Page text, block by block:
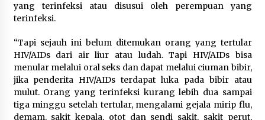
Pegunungan
8 Agustus 2026
Bakteri Yogurt, Kenali Manfaatnya
untuk Kesehatan Pencernaan
yang terinfeksi atau disusui oleh perempuan yang
terinfeksi.
“Tapi sejauh ini belum ditemukan orang yang tertular
HIV/AIDs dari air liur atau ludah. Tapi HIV/AIDs bisa
menular melalui oral seks dan dapat melalui ciuman bibir,
jika penderita HIV/AIDs terdapat luka pada bibir atau
mulut. Orang yang terinfeksi kurang lebih dua sampai
tiga minggu setelah tertular, mengalami gejala mirip flu,
demam, sakit kepala, otot dan sendi sakit, sakit perut,